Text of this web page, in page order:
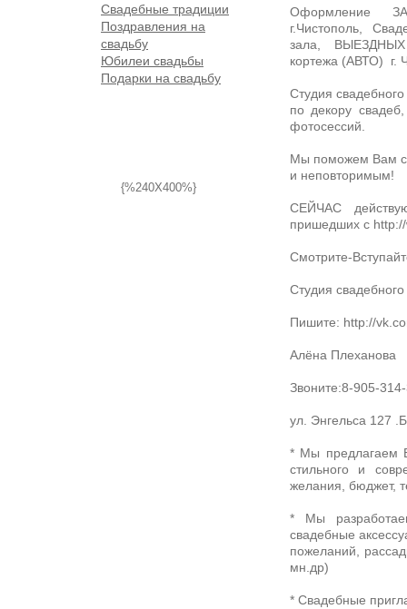
Свадебные традиции
Поздравления на
свадьбу
Юбилеи свадьбы
Подарки на свадьбу
{%240X400%}
Оформление
г.Чистополь,
зала, ВЫЕЗДНЫХ
кортежа (АВТО) г.
Студия
по декору
фотосессий.
Мы поможем Вам
и неповторимым!
СЕЙЧАС
пришедших с
Смотрите-
Студия
Пишите: http://
Алёна Плеханова
Звоните:8-905-
ул. Энгельса 127
* Мы предлагаем
стильного и
желания, бюджет,
* Мы
свадебные
пожеланий,
мн.др)
* Свадебные